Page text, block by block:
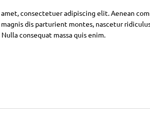
consectetuer adipiscing elit. Aenean
dis parturient montes, nascetur
consequat massa quis enim.